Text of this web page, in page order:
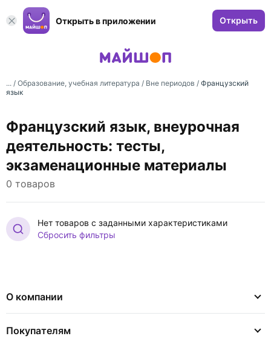
Открыть в приложении Открыть
... / Образование, учебная литература / Вне периодов / Французский
язык
Французский язык, внеурочная
деятельность: тесты,
экзаменационные материалы
0 товаров
Нет товаров с заданными характеристиками
Сбросить фильтры
О компании
Покупателям